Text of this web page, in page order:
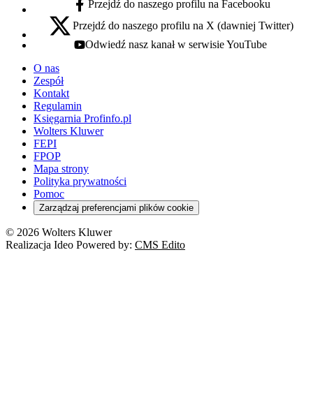
facebook - otwiera się w nowej karcie
Przejdź do naszego profilu na Facebooku
x - otwiera się w nowej karcie
Przejdź do naszego profilu na X (dawniej Twitter)
youtube - otwiera się w nowej karcie
Odwiedź nasz kanał w serwisie YouTube
O nas
Zespół
Kontakt
Regulamin
Księgarnia Profinfo.pl
Wolters Kluwer
FEPI
FPOP
Mapa strony
Polityka prywatności
Pomoc
Zarządzaj preferencjami plików cookie
© 2026 Wolters Kluwer
Realizacja Ideo Powered by: CMS Edito